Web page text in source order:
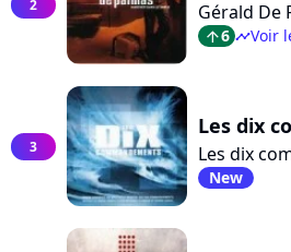
2 Gérald De
arrow_top6 timelineVoir
3
Les dix
Les dix
New